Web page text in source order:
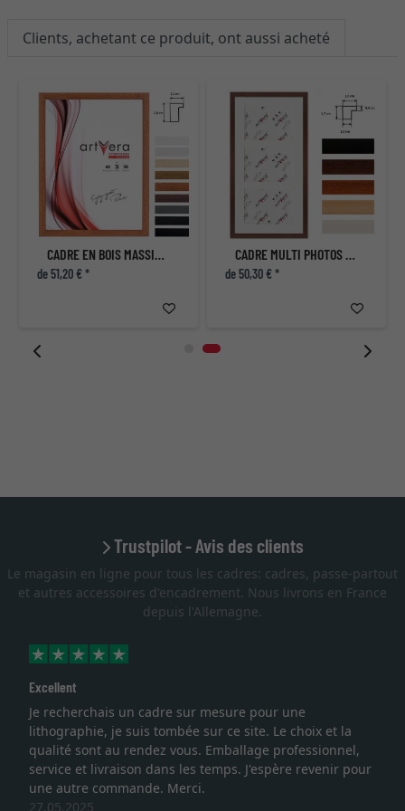
Clients, achetant ce produit, ont aussi acheté
CADRE EN BOIS MASSIF LUND
de 51,20 € *
CADRE MULTI PHOTOS UPPSALA POUR 3 PHOTOS, 25X50 CM - 13X18 CM
de 50,30 € *
Trustpilot - Avis des clients
Le magasin en ligne pour tous les cadres: cadres, passe-partout
et autres accessoires d'encadrement. Nous livrons en France
depuis l'Allemagne.
Excellent
Je recherchais un cadre sur mesure pour une
lithographie, je suis tombée sur ce site. Le choix et la
qualité sont au rendez vous. Emballage professionnel,
service et livraison dans les temps. J'espère revenir pour
une autre commande. Merci.
27.05.2025